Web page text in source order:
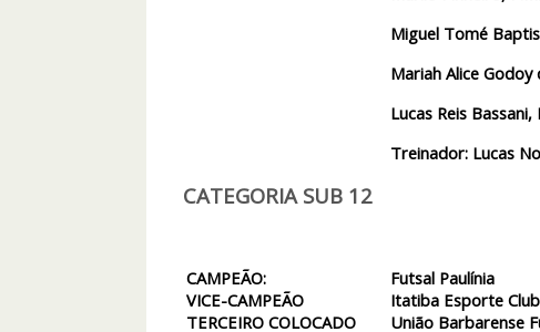
Miguel Tomé
Mariah Alice Godoy
Lucas Reis Bassani,
Treinador: Lucas
CATEGORIA SUB 12
CAMPEÃO:
Futsal Paulínia
VICE-CAMPEÃO
Itatiba Esporte
TERCEIRO COLOCADO
União Barbarense